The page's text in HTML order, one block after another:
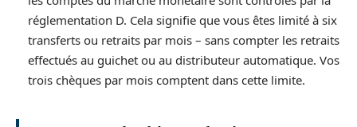
réglementation D. Cela signifie que vous êtes limité à six
transferts ou retraits par mois – sans compter les retraits
effectués au guichet ou au distributeur automatique. Vos
trois chèques par mois comptent dans cette limite.